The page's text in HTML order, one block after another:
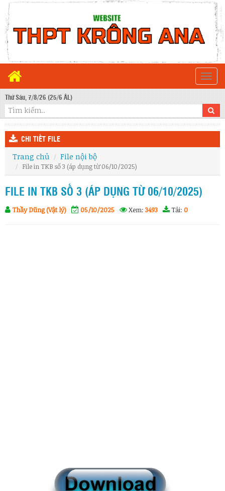
Thứ Sáu, 7/8/26 (25/6 ÂL)
CHI TIẾT FILE
Trang chủ File nội bộ
File in TKB số 3 (áp dụng từ 06/10/2025)
FILE IN TKB SỐ 3 (ÁP DỤNG TỪ 06/10/2025)
Thầy Dũng (Vật lý) 05/10/2025 Xem: 3493 Tải: 0